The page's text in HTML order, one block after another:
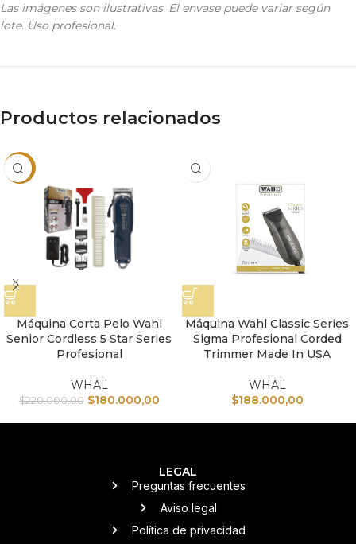
Las imágenes son ilustrativas. El envase puede variar según
lote. Uso profesional.
Productos relacionados
-18%
Máquina Corta Pelo Wahl
Senior Cordless 5 Star Series
Profesional
WHAL
$220.000,00 $180.000,00
Máquina Wahl Classic Series
Sigma Profesional Corded
Trimmer Made In USA
WHAL
$188.000,00
LEGAL
Preguntas frecuentes
Aviso legal
Política de privacidad